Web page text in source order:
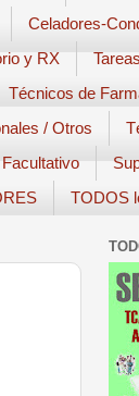
Celadores-
y RX
Técnicos de
/ Otros
TODOS